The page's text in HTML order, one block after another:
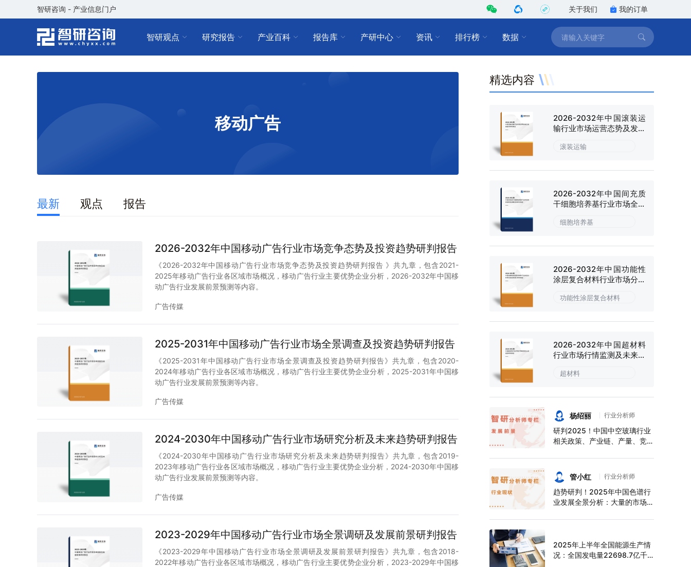
智研咨询 - 产业信息门户 关于我们 我的订单
智研观点 研究报告 产业百科 报告库 产研中心 资讯 排行榜 数据
移动广告
最新 观点 报告
2026-2032年中国移动广告行业市场竞争态势及投资趋势研判报告
《2026-2032年中国移动广告行业市场竞争态势及投资趋势研判报告 》共九章，包含2021-
2025年移动广告行业各区域市场概况，移动广告行业主要优势企业分析，2026-2032年中国移
动广告行业发展前景预测等内容。
广告传媒
2025-2031年中国移动广告行业市场全景调查及投资趋势研判报告
《2025-2031年中国移动广告行业市场全景调查及投资趋势研判报告》共九章，包含2020-
2024年移动广告行业各区域市场概况，移动广告行业主要优势企业分析，2025-2031年中国移
动广告行业发展前景预测等内容。
广告传媒
2024-2030年中国移动广告行业市场研究分析及未来趋势研判报告
《2024-2030年中国移动广告行业市场研究分析及未来趋势研判报告》共九章，包含2019-
2023年移动广告行业各区域市场概况，移动广告行业主要优势企业分析，2024-2030年中国移
动广告行业发展前景预测等内容。
广告传媒
2023-2029年中国移动广告行业市场全景调研及发展前景研判报告
《2023-2029年中国移动广告行业市场全景调研及发展前景研判报告》共九章，包含2018-
2022年移动广告行业各区域市场概况，移动广告行业主要优势企业分析，2023-2029年中国移
精选内容
2026-2032年中国滚装运
输行业市场运营态势及发展
滚装运输
2026-2032年中国间充质
干细胞培养基行业市场全景
细胞培养基
2026-2032年中国功能性
涂层复合材料行业市场分析
功能性涂层复合材料
2026-2032年中国超材料
行业市场行情监测及未来趋
超材料
杨绍丽 行业分析师
研判2025！中国中空玻璃行业
相关政策、产业链、产量、竞争
持续增长，上半年中空玻璃产量
达6124万平方米[图]
管小红 行业分析师
趋势研判！2025年中国色谱行
业发展全景分析：大量的市场需
规模不断扩大，进口替代趋势明
2025年上半年全国能源生产情
况：全国发电量22698.7亿千